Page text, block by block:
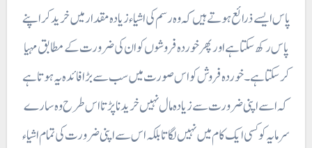
پاس ایسے ذرائع ہوتے ہیں کہ وہ رسم کی اشیاء زیادہ مقدار میں خرید کر اپنے
پاس رکھ سکتا ہے اور پھر خوردہ فروشوں کوان کی ضرورت کے مطابق مہیا
کر سکتا ہے۔ خوردہ فروش کو اس صورت میں سب سے بڑا فائدہ یہ ہوتا ہے
کہ اسے اپنی ضرورت سے زیادہ مال نہیں خریدنا پڑتا اس طرح وہ سارے
سرمایہ کوکسی ایک کام میں نہیں لگاتا بلکہ اس سے اپنی ضرورت کی تمام اشیاء